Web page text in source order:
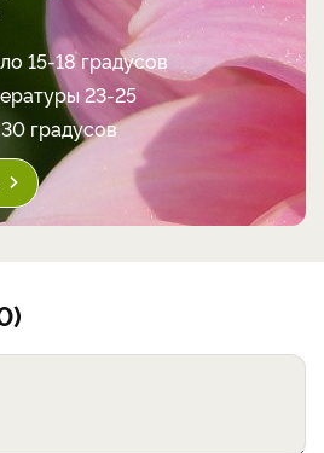
15-18 градусов
23-25
градусов